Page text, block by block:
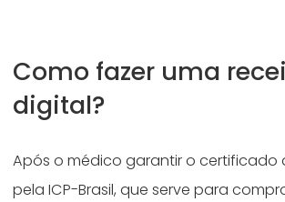
Como fazer uma
digital?
Após o médico garantir o certificado
pela ICP-Brasil, que serve para